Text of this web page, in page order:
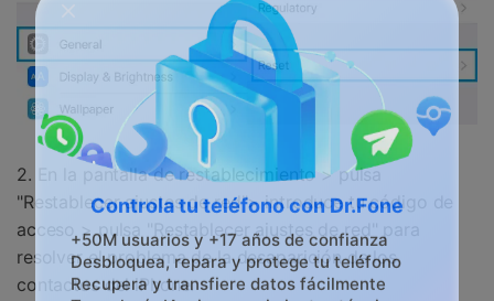
2. En la pantalla de restablecimiento > pulsa
"Restablecer ajustes de red"> introduce tu código de
acceso > pulsa "Restablecer ajustes de red" para
resolver el problema de la desaparición de los
contactos del iPhone.
Controla tu teléfono con Dr.Fone
+50M usuarios y +17 años de confianza
Desbloquea, repara y protege tu teléfono